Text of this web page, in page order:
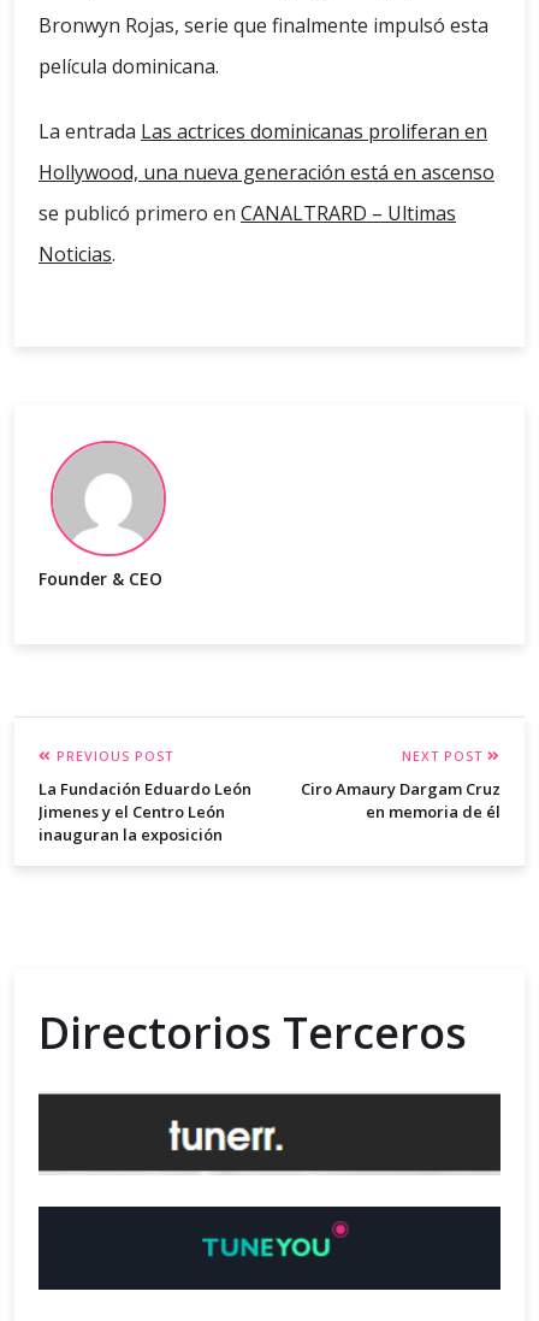
Bronwyn Rojas, serie que finalmente impulsó esta
película dominicana.
La entrada Las actrices dominicanas proliferan en
Hollywood, una nueva generación está en ascenso
se publicó primero en CANALTRARD – Ultimas
Noticias.
Founder & CEO
PREVIOUS POST
La Fundación Eduardo León
Jimenes y el Centro León
inauguran la exposición
NEXT POST
Ciro Amaury Dargam Cruz
en memoria de él
Directorios Terceros